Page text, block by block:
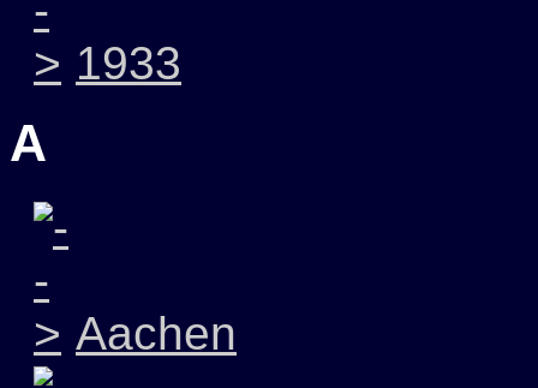
1933
A
Aachen